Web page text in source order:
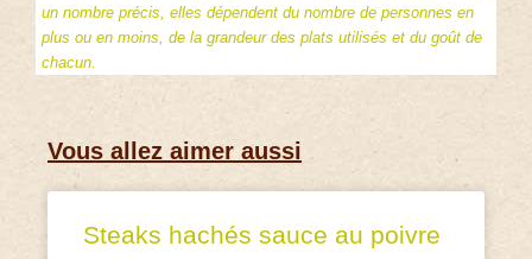
un nombre précis, elles dépendent du nombre de personnes en
plus ou en moins, de la grandeur des plats utilisés et du goût de
chacun.
Vous allez aimer aussi
Steaks hachés sauce au poivre